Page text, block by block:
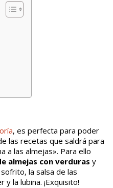
, es perfecta para poder
las recetas que saldrá para
a las almejas». Para ello
almejas con verduras y
la salsa de las
la lubina. ¡Exquisito!